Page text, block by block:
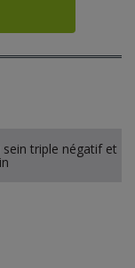
triple négatif et